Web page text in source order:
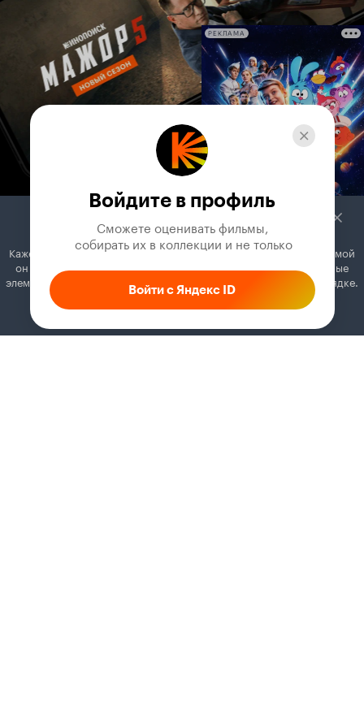
РЕКЛАМА
Войдите в профиль
Сможете оценивать фильмы,
собирать их в коллекции и не только
Войти с Яндекс ID
Кажется, вы используете блокировщик рекламы. Вместе с рекламой
он может отключать постеры, папки с фильмами и другие важные
элементы. Добавьте Кинопоиск в исключения, и всё будет в порядке.
Как это сделать